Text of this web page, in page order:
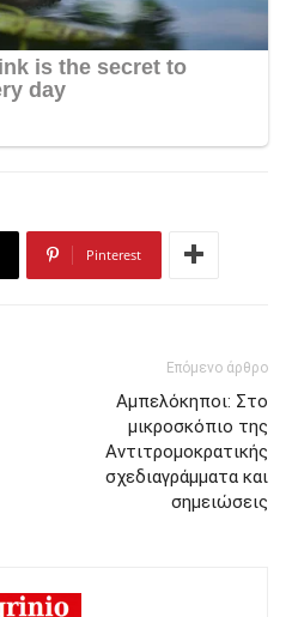
Pinterest
Επόμενο άρθρο
Αμπελόκηποι: Στο
μικροσκόπιο της
Αντιτρομοκρατικής
σχεδιαγράμματα και
σημειώσεις